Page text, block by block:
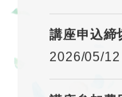
講座申込締
2026/05/